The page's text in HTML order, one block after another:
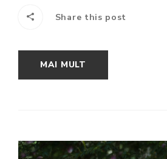
MAI MULT
Share this post